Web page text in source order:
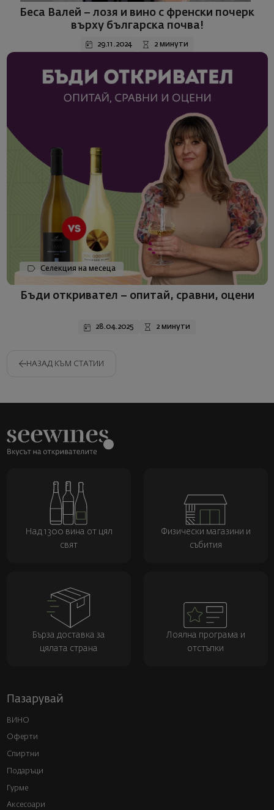
Беса Валей – лозя и вино с френски почерк
върху българска почва!
29.11.2024 2 минути
Селекция на месеца
Бъди откривател – опитай, сравни, оцени
28.04.2025 2 минути
НАЗАД КЪМ СТАТИИ
Над 1300 вина от цял
свят
Физически магазини и
събития
Бърза доставка за
цялата страна
Лоялна програма и
отстъпки
Пазарувай
ВИНО
Оферти
Спиртни
Подаръци
Гурме
Аксесоари